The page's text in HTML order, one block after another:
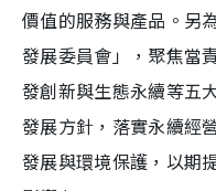
價值的服務與產品。另
發展委員會」，聚焦當
發創新與生態永續等五
發展方針，落實永續經
發展與環境保護，以期